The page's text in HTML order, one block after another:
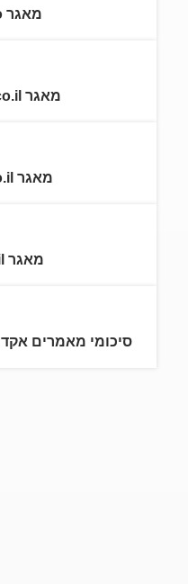
מאגר Spitball.co
מאגר Seminarion.co.il
מאגר Sikum4U.co.il
מאגר Sicum.co.il
סיכומי מאמרים